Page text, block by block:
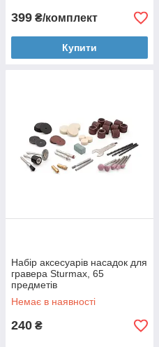
399 ₴/комплект
Купити
Набір аксесуарів насадок для
гравера Sturmax, 65
предметів
Немає в наявності
240 ₴